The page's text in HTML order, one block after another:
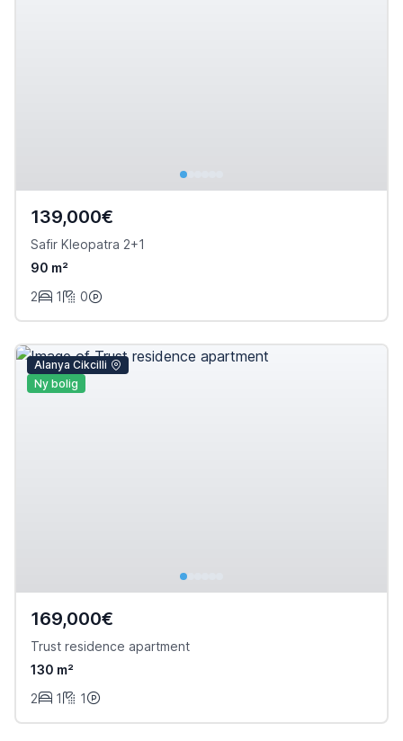
139,000€
Safir Kleopatra 2+1
90 m²
2
1 0
Alanya Cikcilli
Ny bolig
169,000€
Trust residence apartment
130 m²
2
1 1